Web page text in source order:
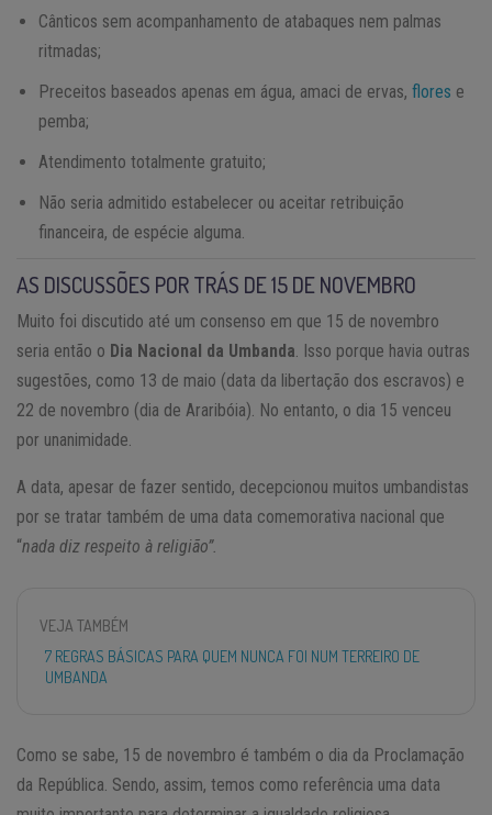
Cânticos sem acompanhamento de atabaques nem palmas
ritmadas;
Preceitos baseados apenas em água, amaci de ervas, flores e
pemba;
Atendimento totalmente gratuito;
Não seria admitido estabelecer ou aceitar retribuição
financeira, de espécie alguma.
AS DISCUSSÕES POR TRÁS DE 15 DE NOVEMBRO
Muito foi discutido até um consenso em que 15 de novembro
seria então o Dia Nacional da Umbanda . Isso porque havia outras
sugestões, como 13 de maio (data da libertação dos escravos) e
22 de novembro (dia de Araribóia). No entanto, o dia 15 venceu
por unanimidade.
A data, apesar de fazer sentido, decepcionou muitos umbandistas
por se tratar também de uma data comemorativa nacional que
“nada diz respeito à religião”.
VEJA TAMBÉM
7 REGRAS BÁSICAS PARA QUEM NUNCA FOI NUM TERREIRO DE
UMBANDA
Como se sabe, 15 de novembro é também o dia da Proclamação
da República. Sendo, assim, temos como referência uma data